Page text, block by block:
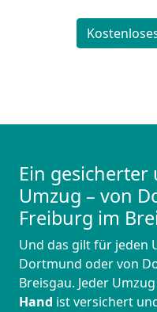
Ein
Umzug – von
Freiburg im
Und das gilt für jeden
Dortmund oder von
Breisgau. Jeder
Hand ist versichert